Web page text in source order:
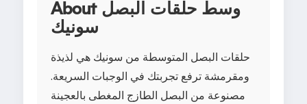
About وسط حلقات البصل
سونيك
حلقات البصل المتوسطة من سونيك هي لذيذة
ومقرمشة ترفع تجربتك في الوجبات السريعة.
مصنوعة من البصل الطازج المغطى بالعجينة